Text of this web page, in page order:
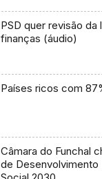
PSD quer revisão da
finanças (áudio)
Países ricos com
Câmara do Funchal
de Desenvolvimento